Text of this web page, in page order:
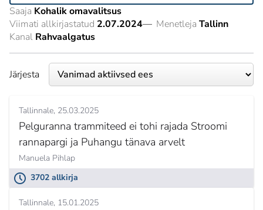
Saaja Kohalik omavalitsus
Viimati allkirjastatud 2.07.2024— Menetleja Tallinn
Kanal Rahvaalgatus
Järjesta
Tallinnale 25.03.2025
Pelguranna trammiteed ei tohi rajada Stroomi
rannapargi ja Puhangu tänava arvelt
Manuela Pihlap
3702 allkirja
Tallinnale 15.01.2025